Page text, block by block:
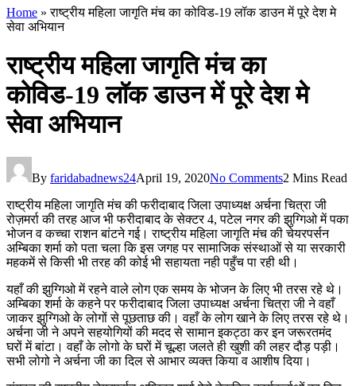
Home »राष्ट्रीय महिला जागृति मंच का कोविड-19 लॉक डाउन में पूरे देश मे
सेवा अभियान
राष्ट्रीय महिला जागृति मंच का
कोविड-19 लॉक डाउन में पूरे देश मे
सेवा अभियान
By faridabadnews24April 19, 2020No Comments2 Mins Read
राष्ट्रीय महिला जागृति मंच की फरीदाबाद जिला उपाध्यक्ष अर्चना चित्रा जी
रोज़मर्रा की तरह आज भी फरीदाबाद के सेक्टर 4, पटेल नगर की झुग्गिओ में पका
भोजन व कच्चा राशन बांटने गई। राष्ट्रीय महिला जागृति मंच की चेयरपर्सन
अम्बिका शर्मा को पता चला कि इस जगह पर सामाजिक संस्थाओं से या सरकारी
महकमें से किसी भी तरह की कोई भी सहायता नही पहुँच पा रही थी।
यहाँ की झुग्गिओ में रहने वाले लोग एक समय के भोजन के लिए भी तरस रहे थे।
अम्बिका शर्मा के कहने पर फरीदाबाद जिला उपाध्यक्ष अर्चना चित्रा जी ने वहाँ
जाकर झुग्गिओ के लोगों से पूछताछ की। वहाँ के लोग खाने के लिए तरस रहे थे।
अर्चना जी ने अपने सहयोगियों की मदद से सामान इकट्ठा कर इन जरूरतमंद
घरों में बांटा। वहाँ के लोगो के घरों में चूल्हा जलते ही खुशी की लहर दौड़ पड़ी।
सभी लोगो ने अर्चना जी का दिल से आभार व्यक्त किया व आशीष दिया।